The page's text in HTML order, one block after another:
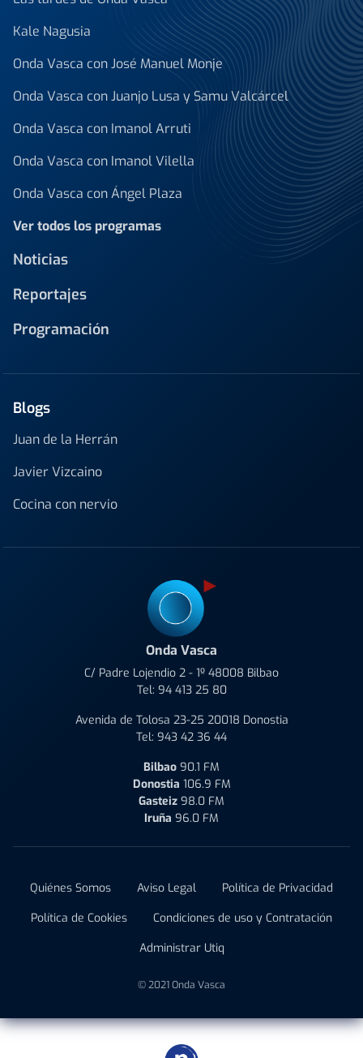
Kale Nagusia
Onda Vasca con José Manuel Monje
Onda Vasca con Juanjo Lusa y Samu Valcárcel
Onda Vasca con Imanol Arruti
Onda Vasca con Imanol Vilella
Onda Vasca con Ángel Plaza
Ver todos los programas
Noticias
Reportajes
Programación
Blogs
Juan de la Herrán
Javier Vizcaino
Cocina con nervio
Onda Vasca
C/ Padre Lojendio 2 - 1º 48008 Bilbao
Tel: 94 413 25 80
Avenida de Tolosa 23-25 20018 Donostia
Tel: 943 42 36 44
Bilbao 90.1 FM
Donostia 106.9 FM
Gasteiz 98.0 FM
Iruña 96.0 FM
Quiénes Somos Aviso Legal
Política de Privacidad
Política de Cookies
Condiciones de uso y Contratación
Administrar Utiq
© 2021 Onda Vasca